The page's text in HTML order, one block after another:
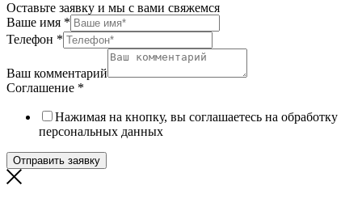
Оставьте заявку и мы с вами свяжемся
Ваше имя *
Телефон *
Ваш комментарий
Соглашение *
Нажимая на кнопку, вы соглашаетесь на обработку
персональных данных
Отправить заявку